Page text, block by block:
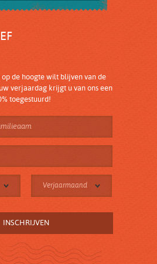
de hoogte wilt blijven van de
verjaardag krijgt u van ons een
toegestuurd!
Verjaarmaand